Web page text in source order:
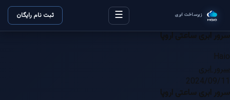
زیرساخت ابری ☰ ثبت نام رایگان
سرور ابری ساعتی اروپا
Haio
سرور ابری
2024/09/11
سرور ابری ساعتی اروپا